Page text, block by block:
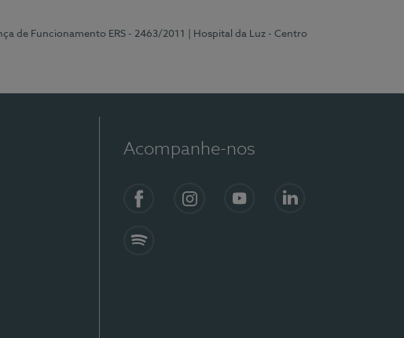
de Funcionamento ERS - 2463/2011
| Hospital da Luz - Centro
Acompanhe-nos